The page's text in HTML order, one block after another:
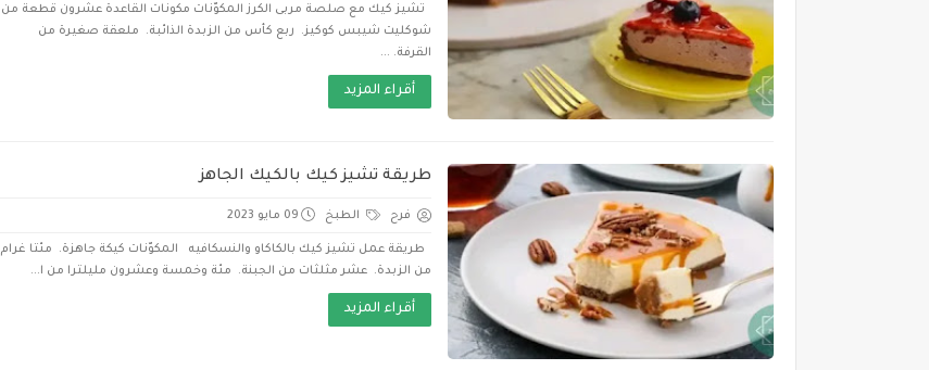
تشيز كيك مع صلصة مربى الكرز المكوّنات مكونات القاعدة عشرون قطعة من
شوكليت شيبس كوكيز. ربع كأس من الزبدة الذائبة. ملعقة صغيرة من
القرفة. ...
أقراء المزيد
طريقة تشيز كيك بالكيك الجاهز
فرح الطبخ 09 مايو 2023
طريقة عمل تشيز كيك بالكاكاو والنسكافيه المكوّنات كيكة جاهزة. مئتا غرام
من الزبدة. عشر مثلثات من الجبنة. مئة وخمسة وعشرون مليلترا من ا...
أقراء المزيد